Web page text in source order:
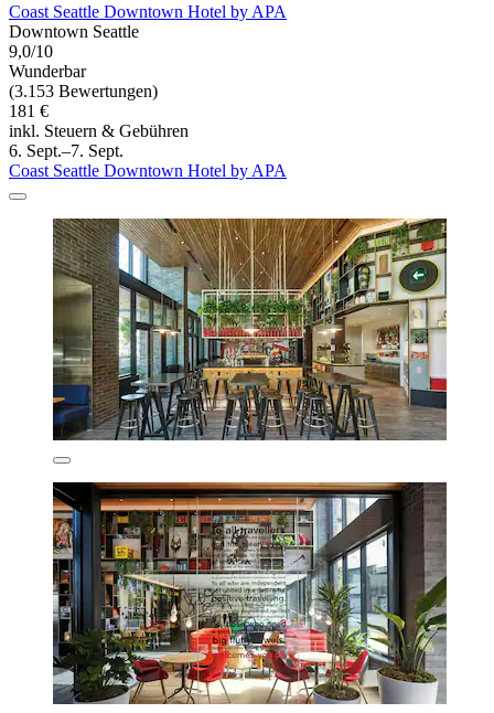
Coast Seattle Downtown Hotel by APA
Downtown Seattle
9,0/10
Wunderbar
(3.153 Bewertungen)
181 €
inkl. Steuern & Gebühren
6. Sept.–7. Sept.
Coast Seattle Downtown Hotel by APA